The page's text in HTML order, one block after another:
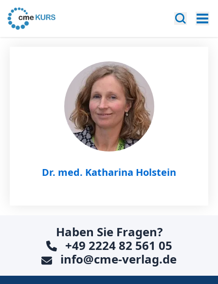
Dr. med. Katharina Holstein
Haben Sie Fragen?
+49 2224 82 561 05
info@cme-verlag.de